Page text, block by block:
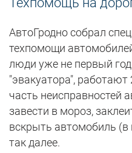
АвтоГродно собрал
техпомощи
люди уже не первый
"эвакуатора",
часть неисправностей
завести в мороз,
вскрыть автомобиль (в
так далее.